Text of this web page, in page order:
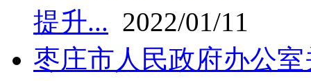
提升... 2022/01/11
枣庄市人民政府办公